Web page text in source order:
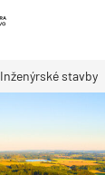
Inženýrské stavby